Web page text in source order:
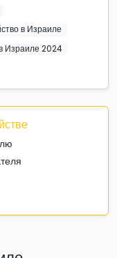
в Израиле
Израиле 2024